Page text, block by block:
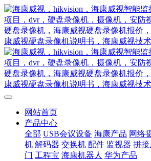
网站首页
产品中心
全部 USB会议设备 海康产品 网络
机 解码器 交换机 配件 监视器 拼接
门 工程宝 海康机器人 华为产品